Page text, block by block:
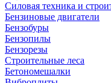
Силовая техника и
Бензиновые двигатели
Бензобуры
Бензопилы
Бензорезы
Строительные леса
Бетономешалки